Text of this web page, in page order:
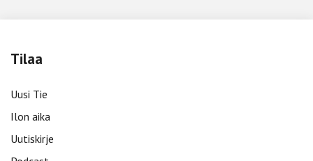
Tilaa
Uusi Tie
Ilon aika
Uutiskirje